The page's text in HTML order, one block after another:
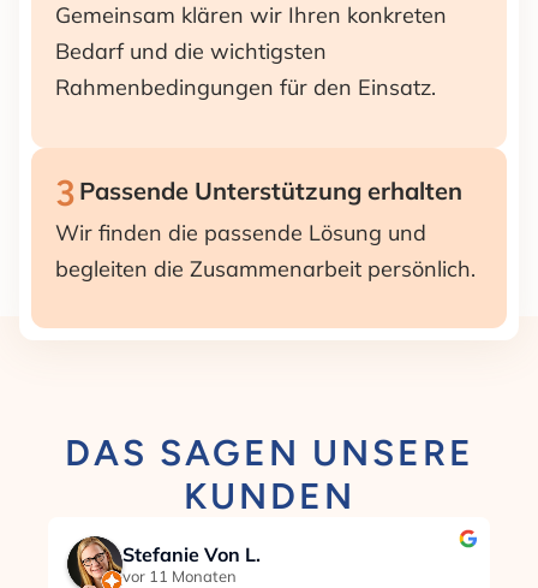
Gemeinsam klären wir Ihren konkreten
Bedarf und die wichtigsten
Rahmenbedingungen für den Einsatz.
3 Passende Unterstützung erhalten
Wir finden die passende Lösung und
begleiten die Zusammenarbeit persönlich.
DAS SAGEN UNSERE
KUNDEN
Stefanie Von L.
vor 11 Monaten